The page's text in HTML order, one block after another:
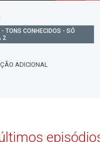
TONS CONHECIDOS - SÓ
2
ADICIONAL